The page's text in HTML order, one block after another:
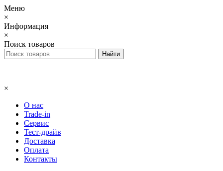
Меню
×
Информация
×
Поиск товаров
×
О нас
Trade-in
Сервис
Тест-драйв
Доставка
Оплата
Контакты